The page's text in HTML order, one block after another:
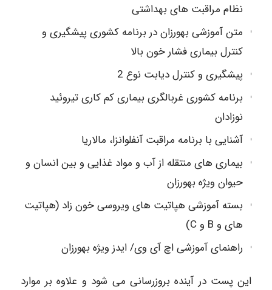
نظام مراقبت های بهداشتی
متن آموزشی بهورزان در برنامه کشوری پیشگیری و
کنترل بیماری فشار خون بالا
پیشگیری و کنترل دیابت نوع 2
برنامه کشوری غربالگری بیماری کم کاری تيروئید
نوزادان
آشنایی با برنامه مراقبت آنفلوانزا، مالاریا
بیماری های منتقله از آب و مواد غذایی و بین انسان و
حیوان ویژه بهورزان
بسته آموزشی هپاتیت های ویروسی خون زاد (هپاتیت
های و B و C)
راهنمای آموزشی اچ آی وی/ ایدز ویژه بهورزان
این پست در آینده بروزرسانی می شود و علاوه بر موارد